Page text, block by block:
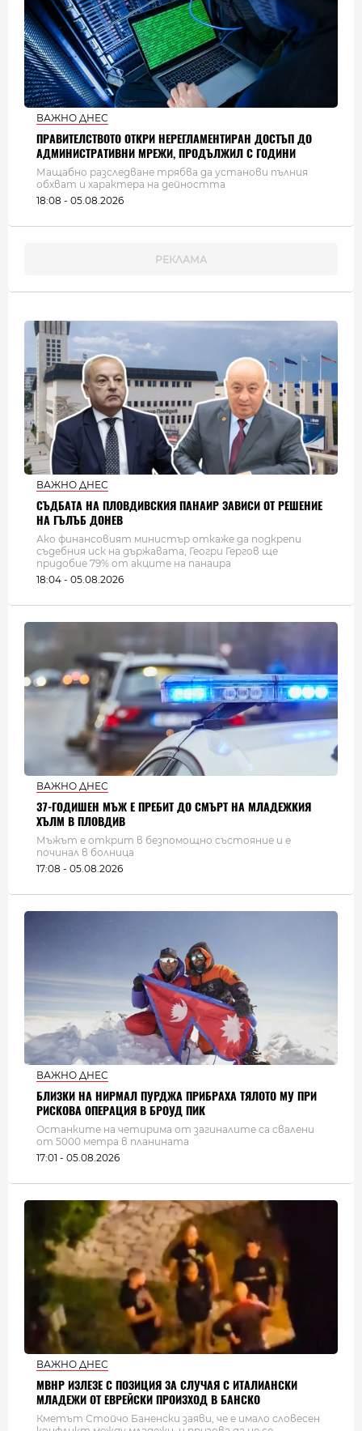
ВАЖНО ДНЕС
ПРАВИТЕЛСТВОТО ОТКРИ НЕРЕГЛАМЕНТИРАН ДОСТЪП ДО
АДМИНИСТРАТИВНИ МРЕЖИ, ПРОДЪЛЖИЛ С ГОДИНИ
Мащабно разследване трябва да установи пълния
обхват и характера на дейността
18:08 - 05.08.2026
ВАЖНО ДНЕС
СЪДБАТА НА ПЛОВДИВСКИЯ ПАНАИР ЗАВИСИ ОТ РЕШЕНИЕ
НА ГЪЛЪБ ДОНЕВ
Ако финансовият министър откаже да подкрепи
съдебния иск на държавата, Геогри Гергов ще
придобие 79% от акците на панаира
18:04 - 05.08.2026
ВАЖНО ДНЕС
37-ГОДИШЕН МЪЖ Е ПРЕБИТ ДО СМЪРТ НА МЛАДЕЖКИЯ
ХЪЛМ В ПЛОВДИВ
Мъжът е открит в безпомощно състояние и е
починал в болница
17:08 - 05.08.2026
ВАЖНО ДНЕС
БЛИЗКИ НА НИРМАЛ ПУРДЖА ПРИБРАХА ТЯЛОТО МУ ПРИ
РИСКОВА ОПЕРАЦИЯ В БРОУД ПИК
Останките на четирима от загиналите са свалени
от 5000 метра в планината
17:01 - 05.08.2026
ВАЖНО ДНЕС
МВНР ИЗЛЕЗЕ С ПОЗИЦИЯ ЗА СЛУЧАЯ С ИТАЛИАНСКИ
МЛАДЕЖИ ОТ ЕВРЕЙСКИ ПРОИЗХОД В БАНСКО
Кметът Стойчо Баненски заяви, че е имало словесен